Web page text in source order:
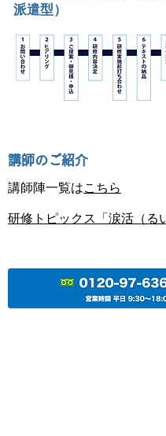
派遣型）
​講師のご紹介
​講師陣一覧はこちら
研修トピックス「涙活（る